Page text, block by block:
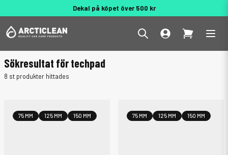
Dekal på köpet över 500 kr
Sökresultat för techpad
8 st produkter hittades
75 MM 125 MM 150 MM 75 MM 125 MM 150 MM